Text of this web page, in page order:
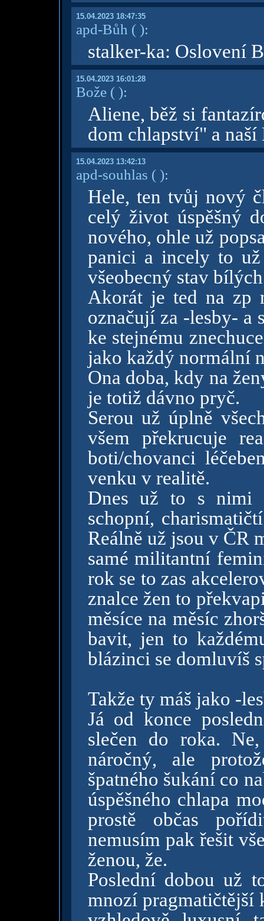
15.04.2023 18:47:35
apd-Bůh ( ):
stalker-ka: Oslovení
15.04.2023 16:01:28
Bože( ):
Aliene, běž si
dom chlapství" a
15.04.2023 13:42:13
apd-souhlas ( ):
Hele, ten tvůj nový
celý život úspěšný
nového, ohle už
panici a incely to
všeobecný stav
Akorát je ted na zp
označují za -lesby- a
ke stejnému
jako každý normální
Ona doba, kdy na
je totiž dávno pryč.
Serou už úplně
všem překrucuje
boti/chovanci
venku v realitě.
Dnes už to s nimi
schopní,
Reálně už jsou v ČR
samé militantní
rok se to zas
znalce žen to
měsíce na měsíc
bavit, jen to
blázinci se domluvíš
Takže ty máš jako -
Já od konce
slečen do roka.
náročný, ale
špatného šukání co
úspěšného chlapa
prostě občas
nemusím pak řešit
ženou, že.
Poslední dobou už
mnozí pragmatičtější